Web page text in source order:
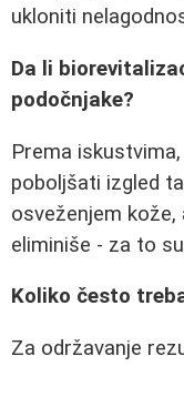
ukloniti
Da li
podočnjake?
Prema
poboljšati izgled
osveženjem
eliminiše - za to
Koliko često
Za održavanje